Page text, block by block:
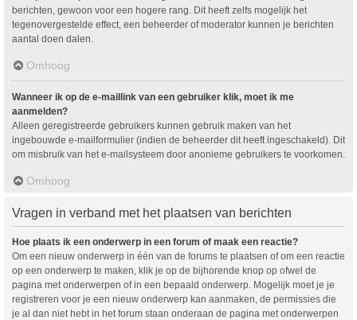
berichten, gewoon voor een hogere rang. Dit heeft zelfs mogelijk het
tegenovergestelde effect, een beheerder of moderator kunnen je berichten
aantal doen dalen.
Omhoog
Wanneer ik op de e-maillink van een gebruiker klik, moet ik me
aanmelden?
Alleen geregistreerde gebruikers kunnen gebruik maken van het
ingebouwde e-mailformulier (indien de beheerder dit heeft ingeschakeld). Dit
om misbruik van het e-mailsysteem door anonieme gebruikers te voorkomen.
Omhoog
Vragen in verband met het plaatsen van berichten
Hoe plaats ik een onderwerp in een forum of maak een reactie?
Om een nieuw onderwerp in één van de forums te plaatsen of om een reactie
op een onderwerp te maken, klik je op de bijhorende knop op ofwel de
pagina met onderwerpen of in een bepaald onderwerp. Mogelijk moet je je
registreren voor je een nieuw onderwerp kan aanmaken, de permissies die
je al dan niet hebt in het forum staan onderaan de pagina met onderwerpen